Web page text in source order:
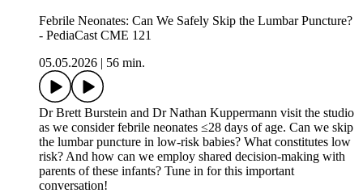
Febrile Neonates: Can We Safely Skip the Lumbar Puncture?
- PediaCast CME 121
05.05.2026 | 56 min.
Dr Brett Burstein and Dr Nathan Kuppermann visit the studio
as we consider febrile neonates ≤28 days of age. Can we skip
the lumbar puncture in low-risk babies? What constitutes low
risk? And how can we employ shared decision-making with
parents of these infants? Tune in for this important
conversation!